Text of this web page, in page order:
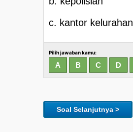
c. kantor kelurahan
Pilih jawaban kamu:
Soal Selanjutnya >